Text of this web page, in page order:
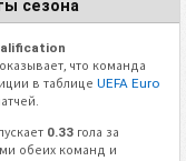
сезона
что команда
в таблицеUEFA Euro
0.33 гола за
обеих команд и